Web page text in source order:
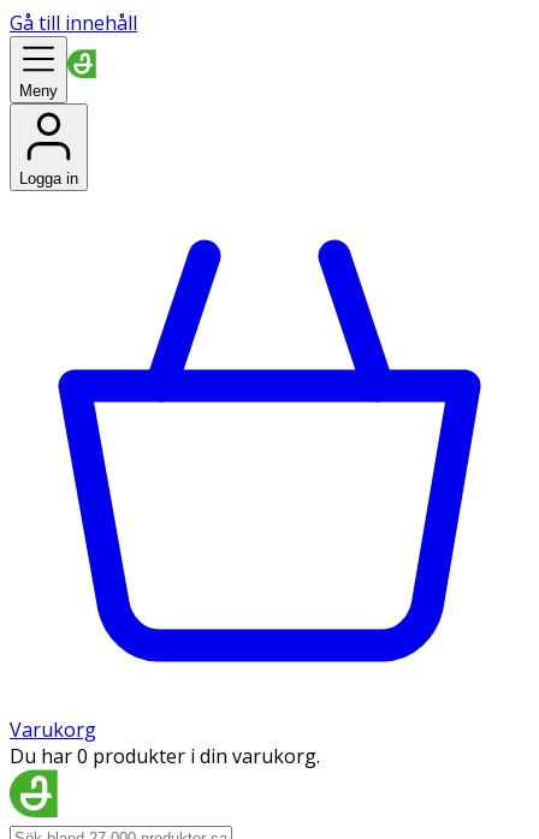
Gå till innehåll
Meny
Logga in
Varukorg
Du har 0 produkter i din varukorg.